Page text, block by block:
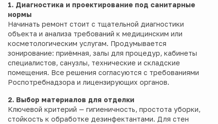
1. Диагностика и проектирование под санитарные
нормы
Начинать ремонт стоит с тщательной диагностики
объекта и анализа требований к медицинским или
косметологическим услугам. Продумывается
зонирование: приёмная, залы для процедур, кабинеты
специалистов, санузлы, технические и складские
помещения. Все решения согласуются с требованиями
Роспотребнадзора и лицензирующих органов.
2. Выбор материалов для отделки
Ключевой критерий — гигиеничность, простота уборки,
стойкость к обработке дезинфектантами. Для стен